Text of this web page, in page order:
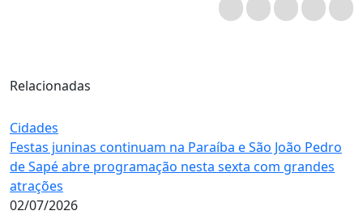
Relacionadas
Cidades
Festas juninas continuam na Paraíba e São João Pedro
de Sapé abre programação nesta sexta com grandes
atrações
02/07/2026